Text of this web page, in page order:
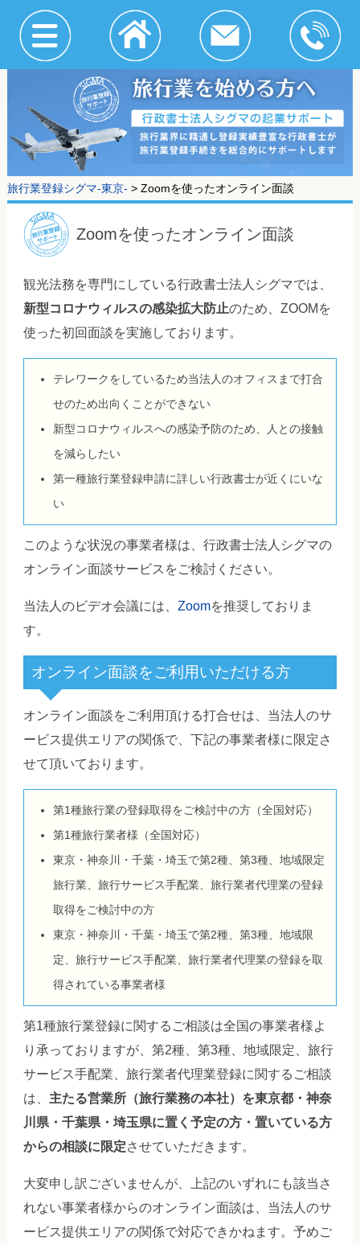
旅行業登録シグマ-東京- > Zoomを使ったオンライン面談
Zoomを使ったオンライン面談
観光法務を専門にしている行政書士法人シグマでは、
新型コロナウィルスの感染拡大防止のため、ZOOMを
使った初回面談を実施しております。
テレワークをしているため当法人のオフィスまで打合
せのため出向くことができない
新型コロナウィルスへの感染予防のため、人との接触
を減らしたい
第一種旅行業登録申請に詳しい行政書士が近くにいな
い
このような状況の事業者様は、行政書士法人シグマの
オンライン面談サービスをご検討ください。
当法人のビデオ会議には、 Zoomを推奨しておりま
す。
オンライン面談をご利用いただける方
オンライン面談をご利用頂ける打合せは、当法人のサ
ービス提供エリアの関係で、下記の事業者様に限定さ
せて頂いております。
第1種旅行業の登録取得をご検討中の方（全国対応）
第1種旅行業者様（全国対応）
東京・神奈川・千葉・埼玉で第2種、第3種、地域限定
旅行業、旅行サービス手配業、旅行業者代理業の登録
取得をご検討中の方
東京・神奈川・千葉・埼玉で第2種、第3種、地域限
定、旅行サービス手配業、旅行業者代理業の登録を取
得されている事業者様
第1種旅行業登録に関するご相談は全国の事業者様よ
り承っておりますが、第2種、第3種、地域限定、旅行
サービス手配業、旅行業者代理業登録に関するご相談
は、 主たる営業所（旅行業務の本社）を東京都・神奈
川県・千葉県・埼玉県に置く予定の方・置いている方
からの相談に限定させていただきます。
大変申し訳ございませんが、上記のいずれにも該当さ
れない事業者様からのオンライン面談は、当法人のサ
ービス提供エリアの関係で対応できかねます。予めご